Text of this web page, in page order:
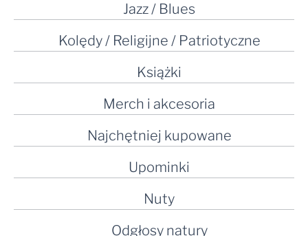
Jazz / Blues
Kolędy / Religijne / Patriotyczne
Książki
Merch i akcesoria
Najchętniej kupowane
Upominki
Nuty
Odgłosy natury